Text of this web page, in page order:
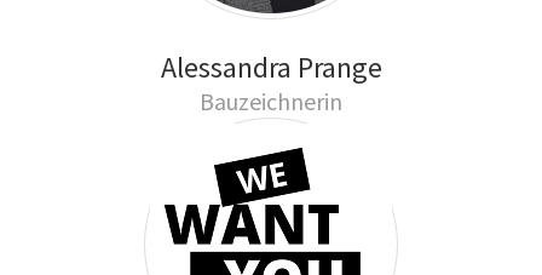
Alessandra Prange
Bauzeichnerin